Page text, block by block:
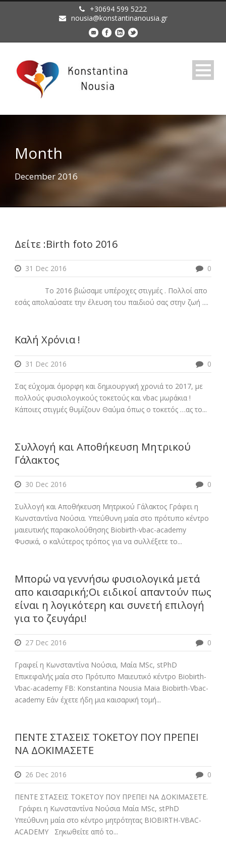
+30694 599 5222
nousia@konstantinanousia.gr
Month
December 2016
Δείτε :Birth foto 2016
31 Dec 2016 0
Το 2016 βιώσαμε υπέροχες στιγμές . Πολλοί απο
εσάς απολαύσατε την έλευση του παιδιού σας στην ζωή ....
Καλή Χρόνια !
31 Dec 2016 0
Σας εύχομαι όμορφη και δημιουργική χρονιά το 2017, με
πολλούς φυσιολογικούς τοκετούς και vbac μωράκια !
Κάποιες στιγμές θυμίζουν Θαύμα όπως ο τοκετός …ας το...
Συλλογή και Αποθήκευση Μητρικού
Γάλακτος
30 Dec 2016 0
Συλλογή και Αποθήκευση Μητρικού Γάλακτος Γράφει η
Κωνσταντίνα Νούσια. Υπεύθυνη μαία στο πρότυπο κέντρο
μαιευτικής παρακολούθησης Biobirth-vbac-academy
Φυσικά, ο καλύτερος τρόπος για να συλλέξετε το...
Μπορώ να γεννήσω φυσιολογικά μετά
απο καισαρική;Οι ειδικοί απαντούν πως
είναι η λογικότερη και συνετή επιλογή
για το ζευγάρι!
27 Dec 2016 0
Γραφεί η Κωνσταντίνα Νούσια, Μαία MSc, stPhD
Επικεφαλής μαία στο Πρότυπο Μαιευτικό κέντρο Biobirth-
Vbac-academy FB: Konstantina Nousia Maia Biobirth-Vbac-
academy Εάν έχετε ήδη μια καισαρική τομή...
ΠΕΝΤΕ ΣΤΑΣΕΙΣ ΤΟΚΕΤΟΥ ΠΟΥ ΠΡΕΠΕΙ
ΝΑ ΔΟΚΙΜΑΣΕΤΕ
26 Dec 2016 0
ΠΕΝΤΕ ΣΤΑΣΕΙΣ ΤΟΚΕΤΟΥ ΠΟΥ ΠΡΕΠΕΙ ΝΑ ΔΟΚΙΜΑΣΕΤΕ.
Γράφει η Κωνσταντίνα Νούσια Μαία MSc, stPhD
Υπεύθυνη μαία στο κέντρο μητρότητας BIOBIRTH-VBAC-
ACADEMY Σηκωθείτε από το...